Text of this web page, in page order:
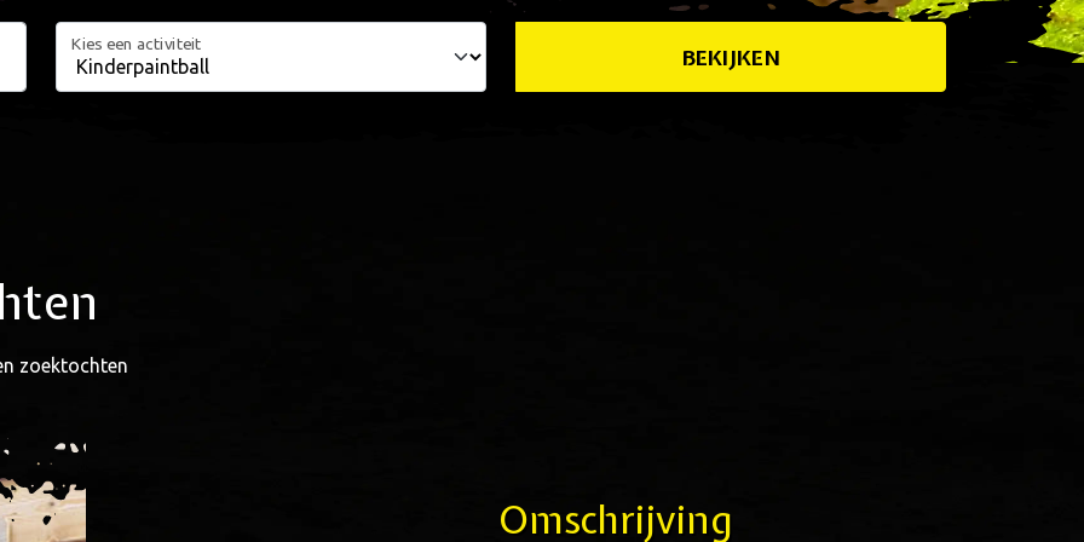
Kies een activiteit BEKIJKEN
zoektochten
Omschrijving